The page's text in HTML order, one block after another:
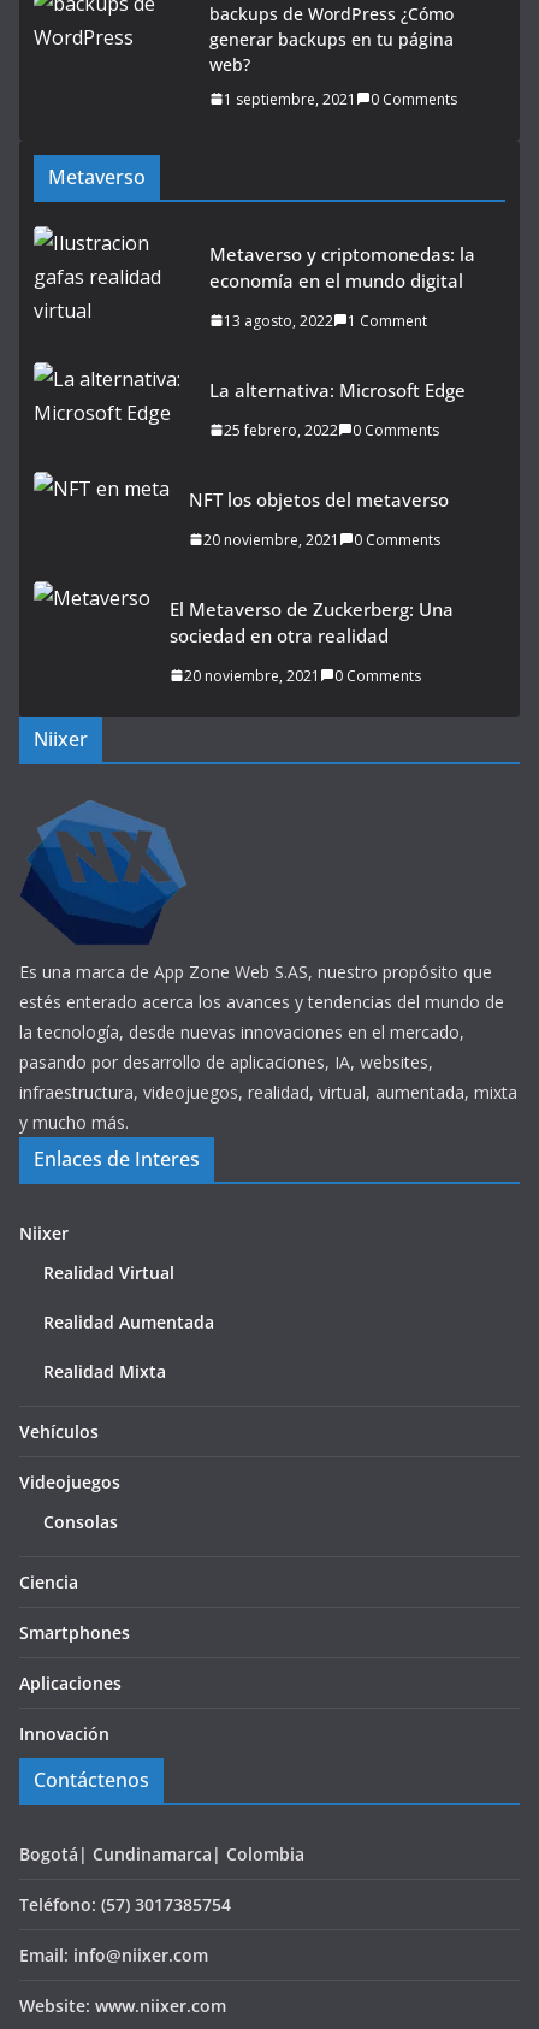
backups de WordPress ¿Cómo
generar backups en tu página
web?
1 septiembre, 2021 0 Comments
Metaverso
Metaverso y criptomonedas: la
economía en el mundo digital
13 agosto, 2022 1 Comment
La alternativa: Microsoft Edge
25 febrero, 2022 0 Comments
NFT los objetos del metaverso
20 noviembre, 2021 0 Comments
El Metaverso de Zuckerberg: Una
sociedad en otra realidad
20 noviembre, 2021 0 Comments
Niixer
Es una marca de App Zone Web S.AS, nuestro propósito que
estés enterado acerca los avances y tendencias del mundo de
la tecnología, desde nuevas innovaciones en el mercado,
pasando por desarrollo de aplicaciones, IA, websites,
infraestructura, videojuegos, realidad, virtual, aumentada, mixta
y mucho más.
Enlaces de Interes
Niixer
Realidad Virtual
Realidad Aumentada
Realidad Mixta
Vehículos
Videojuegos
Consolas
Ciencia
Smartphones
Aplicaciones
Innovación
Contáctenos
Bogotá| Cundinamarca| Colombia
Teléfono: (57) 3017385754
Email: info@niixer.com
Website: www.niixer.com